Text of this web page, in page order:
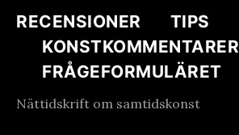
RECENSIONER
TIPS
KONSTKOMMENTARER
FRÅGEFORMULÄRET
Nättidskrift om samtidskonst